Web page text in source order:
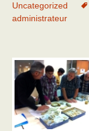
Uncategorized
administrateur